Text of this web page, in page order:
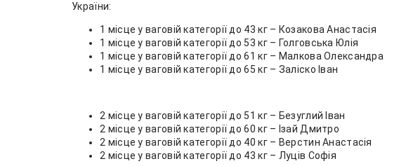
України:
1 місце у ваговій категорії до 43 кг – Козакова Анастасія
1 місце у ваговій категорії до 53 кг – Голговська Юлія
1 місце у ваговій категорії до 61 кг – Малкова Олександра
1 місце у ваговій категорії до 65 кг – Заліско Іван
2 місце у ваговій категорії до 51 кг – Безуглий Іван
2 місце у ваговій категорії до 60 кг – Ізай Дмитро
2 місце у ваговій категорії до 40 кг – Верстин Анастасія
2 місце у ваговій категорії до 43 кг – Луців Софія